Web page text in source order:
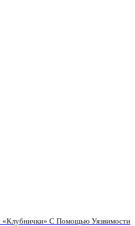
С Помощью Уязвимости